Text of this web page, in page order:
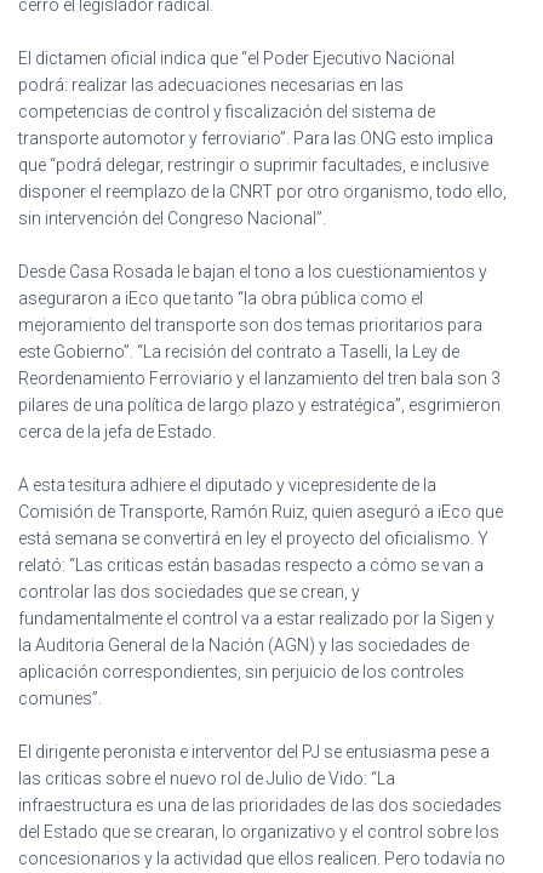
cerró el legislador radical.
El dictamen oficial indica que “el Poder Ejecutivo Nacional
podrá: realizar las adecuaciones necesarias en las
competencias de control y fiscalización del sistema de
transporte automotor y ferroviario”. Para las ONG esto implica
que “podrá delegar, restringir o suprimir facultades, e inclusive
disponer el reemplazo de la CNRT por otro organismo, todo ello,
sin intervención del Congreso Nacional”.
Desde Casa Rosada le bajan el tono a los cuestionamientos y
aseguraron a iEco que tanto “la obra pública como el
mejoramiento del transporte son dos temas prioritarios para
este Gobierno”. “La recisión del contrato a Taselli, la Ley de
Reordenamiento Ferroviario y el lanzamiento del tren bala son 3
pilares de una política de largo plazo y estratégica”, esgrimieron
cerca de la jefa de Estado.
A esta tesitura adhiere el diputado y vicepresidente de la
Comisión de Transporte, Ramón Ruiz, quien aseguró a iEco que
está semana se convertirá en ley el proyecto del oficialismo. Y
relató: “Las criticas están basadas respecto a cómo se van a
controlar las dos sociedades que se crean, y
fundamentalmente el control va a estar realizado por la Sigen y
la Auditoria General de la Nación (AGN) y las sociedades de
aplicación correspondientes, sin perjuicio de los controles
comunes”.
El dirigente peronista e interventor del PJ se entusiasma pese a
las criticas sobre el nuevo rol de Julio de Vido: “La
infraestructura es una de las prioridades de las dos sociedades
del Estado que se crearan, lo organizativo y el control sobre los
concesionarios y la actividad que ellos realicen. Pero todavía no